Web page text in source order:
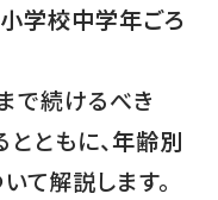
学校中学年ごろ
で続けるべき
ともに、年齢別
て解説します。